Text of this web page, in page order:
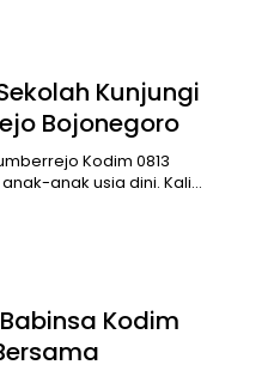
Kunjungi
Bojonegoro
Kodim 0813
anak usia dini. Kali…
Kodim